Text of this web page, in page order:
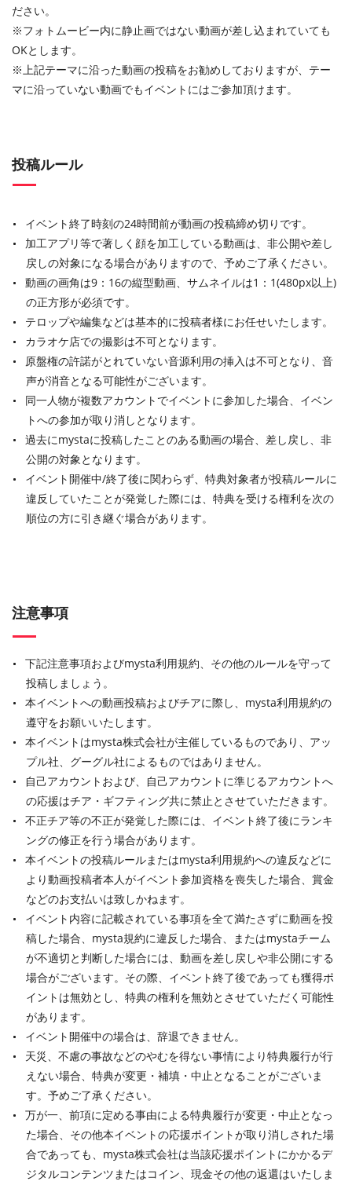
ださい。
※フォトムービー内に静止画ではない動画が差し込まれていても
OKとします。
※上記テーマに沿った動画の投稿をお勧めしておりますが、テー
マに沿っていない動画でもイベントにはご参加頂けます。
投稿ルール
イベント終了時刻の24時間前が動画の投稿締め切りです。
加工アプリ等で著しく顔を加工している動画は、非公開や差し
戻しの対象になる場合がありますので、予めご了承ください。
動画の画角は9：16の縦型動画、サムネイルは1：1(480px以上)
の正方形が必須です。
テロップや編集などは基本的に投稿者様にお任せいたします。
カラオケ店での撮影は不可となります。
原盤権の許諾がとれていない音源利用の挿入は不可となり、音
声が消音となる可能性がございます。
同一人物が複数アカウントでイベントに参加した場合、イベン
トへの参加が取り消しとなります。
過去にmystaに投稿したことのある動画の場合、差し戻し、非
公開の対象となります。
イベント開催中/終了後に関わらず、特典対象者が投稿ルールに
違反していたことが発覚した際には、特典を受ける権利を次の
順位の方に引き継ぐ場合があります。
注意事項
下記注意事項およびmysta利用規約、その他のルールを守って
投稿しましょう。
本イベントへの動画投稿およびチアに際し、mysta利用規約の
遵守をお願いいたします。
本イベントはmysta株式会社が主催しているものであり、アッ
プル社、グーグル社によるものではありません。
自己アカウントおよび、自己アカウントに準じるアカウントへ
の応援はチア・ギフティング共に禁止とさせていただきます。
不正チア等の不正が発覚した際には、イベント終了後にランキ
ングの修正を行う場合があります。
本イベントの投稿ルールまたはmysta利用規約への違反などに
より動画投稿者本人がイベント参加資格を喪失した場合、賞金
などのお支払いは致しかねます。
イベント内容に記載されている事項を全て満たさずに動画を投
稿した場合、mysta規約に違反した場合、またはmystaチーム
が不適切と判断した場合には、動画を差し戻しや非公開にする
場合がございます。その際、イベント終了後であっても獲得ポ
イントは無効とし、特典の権利を無効とさせていただく可能性
があります。
イベント開催中の場合は、辞退できません。
天災、不慮の事故などのやむを得ない事情により特典履行が行
えない場合、特典が変更・補填・中止となることがございま
す。予めご了承ください。
万が一、前項に定める事由による特典履行が変更・中止となっ
た場合、その他本イベントの応援ポイントが取り消しされた場
合であっても、mysta株式会社は当該応援ポイントにかかるデ
ジタルコンテンツまたはコイン、現金その他の返還はいたしま